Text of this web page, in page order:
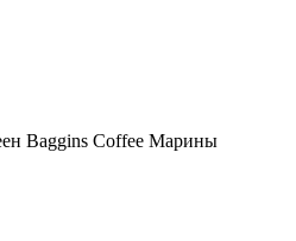
Baggins Coffee Марины